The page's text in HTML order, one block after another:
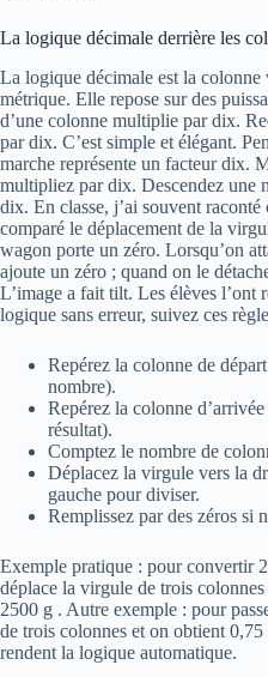
La logique décimale derrière les
La logique décimale est la colonne
métrique. Elle repose sur des
d’une colonne multiplie par dix.
par dix. C’est simple et élégant.
marche représente un facteur dix.
multipliez par dix. Descendez une
dix. En classe, j’ai souvent raconté
comparé le déplacement de la
wagon porte un zéro. Lorsqu’on
ajoute un zéro ; quand on le
L’image a fait tilt. Les élèves l’ont
logique sans erreur, suivez ces
Repérez la colonne de
nombre).
Repérez la colonne
résultat).
Comptez le nombre de
Déplacez la virgule vers la
gauche pour diviser.
Remplissez par des zéros si
Exemple pratique : pour convertir
déplace la virgule de trois
2500 g . Autre exemple : pour
de trois colonnes et on obtient
rendent la logique automatique.